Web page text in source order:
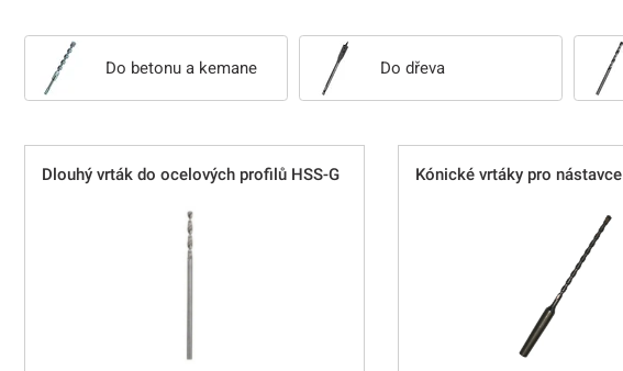
Do betonu a kemane Do dřeva
Dlouhý vrták do ocelových profilů HSS-G Kónické vrtáky pro nástavce